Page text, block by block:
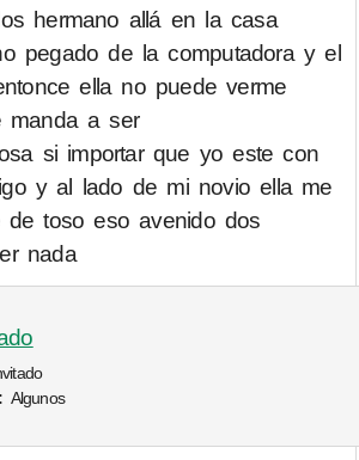
hermano allá en la casa
pegado de la computadora y el
ella no puede verme
manda a ser
si importar que yo este con
y al lado de mi novio ella me
de toso eso avenido dos
nada
Algunos